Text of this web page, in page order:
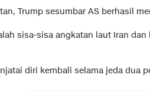
Trump sesumbar AS berhasil
sisa-sisa angkatan laut Iran
diri kembali selama jeda dua